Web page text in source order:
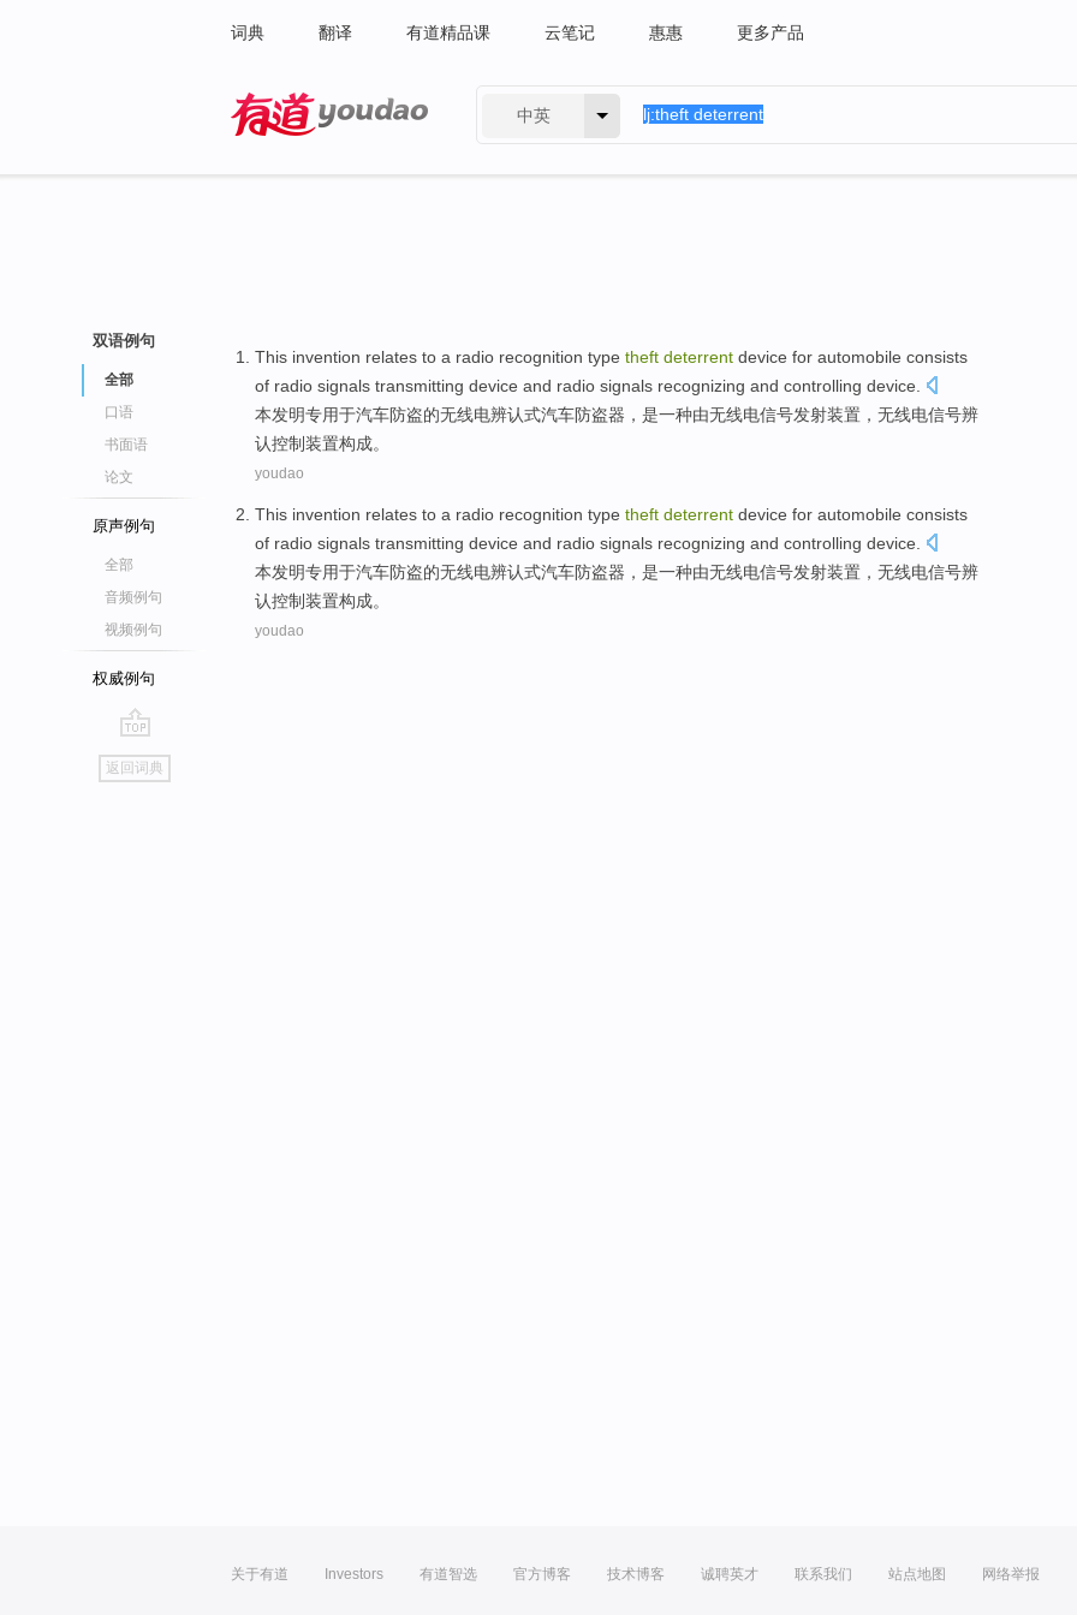
词典 翻译 有道精品课 云笔记 惠惠 更多产品
中英
双语例句
全部
口语
书面语
论文
原声例句
全部
音频例句
视频例句
权威例句
go
top
返回词典
This invention relates to a radio recognition type theft deterrent device for automobile consists
of radio signals transmitting device and radio signals recognizing and controlling device
本发明专用于汽车防盗的无线电辨认式汽车防盗器， 是一种由无线电信号发射装置 ，无线电信号辨
认控制装置构成。
youdao
This invention relates to a radio recognition type theft deterrent device for automobile consists
of radio signals transmitting device and radio signals recognizing and controlling device
本发明专用于汽车防盗的无线电辨认式汽车防盗器， 是一种由无线电信号发射装置 ，无线电信号辨
认控制装置构成。
youdao
关于有道 Investors 有道智选 官方博客 技术博客 诚聘英才 联系我们 站点地图 网络举报